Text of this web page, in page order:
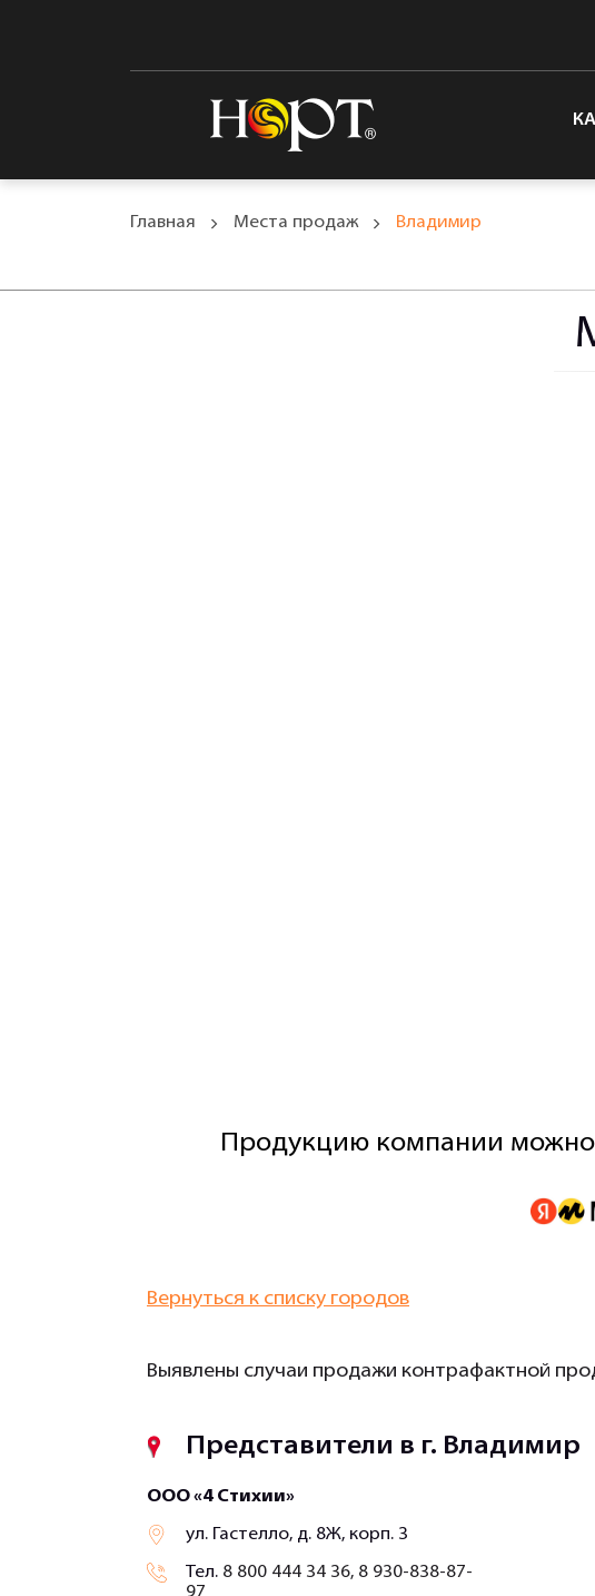
Главная Места продаж Владимир
Продукцию компании можно
Вернуться к списку городов
Выявлены случаи продажи контрафактной
Представители в г. Владимир
ООО «4 Стихии»
ул. Гастелло, д. 8Ж, корп. 3
Тел. 8 800 444 34 36, 8 930-838-87-
97